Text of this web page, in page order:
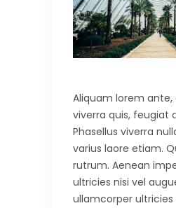
Aliquam lorem ante,
viverra quis, feugiat
Phasellus viverra
varius laore etiam.
rutrum. Aenean
ultricies nisi vel
ullamcorper ultricies